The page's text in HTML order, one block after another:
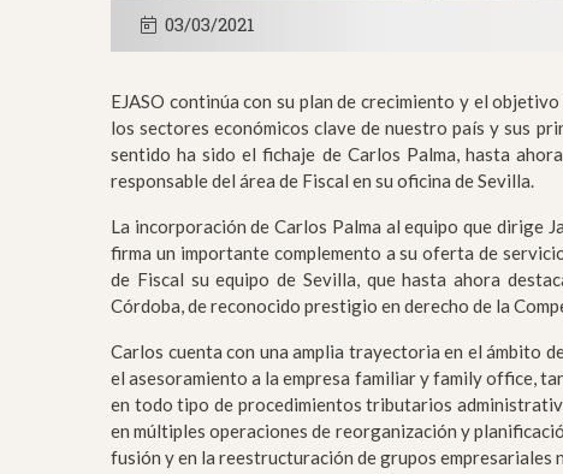
03/03/2021
EJASO continúa con su plan de crecimiento y el
los sectores económicos clave de nuestro país y sus
sentido ha sido el fichaje de Carlos Palma, hasta
responsable del área de Fiscal en su oficina de Sevilla.
La incorporación de Carlos Palma al equipo que dirige
firma un importante complemento a su oferta de
de Fiscal su equipo de Sevilla, que hasta ahora
Córdoba, de reconocido prestigio en derecho de la
Carlos cuenta con una amplia trayectoria en el ámbito
el asesoramiento a la empresa familiar y family office,
en todo tipo de procedimientos tributarios
en múltiples operaciones de reorganización y
fusión y en la reestructuración de grupos empresariales